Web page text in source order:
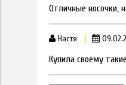
Отличные носочки,
Настя
Купила своему